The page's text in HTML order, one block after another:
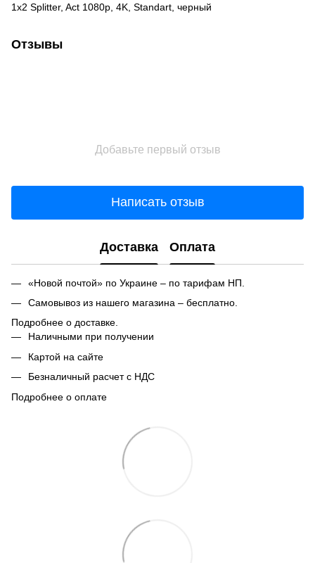
1x2 Splitter, Act 1080p, 4K, Standart, черный
Отзывы
Добавьте первый отзыв
Написать отзыв
Доставка Оплата
«Новой почтой» по Украине – по тарифам НП.
Самовывоз из нашего магазина – бесплатно.
Подробнее о доставке.
Наличными при получении
Картой на сайте
Безналичный расчет с НДС
Подробнее о оплате